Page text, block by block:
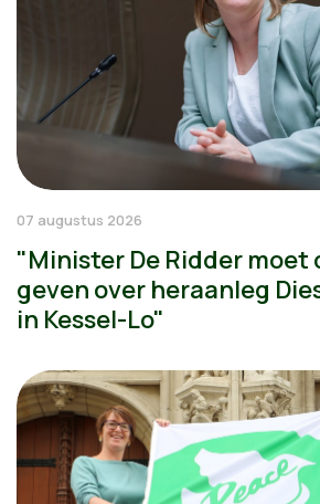
07 augustus 2026
"Minister De Ridder
geven over heraanleg
in Kessel-Lo"